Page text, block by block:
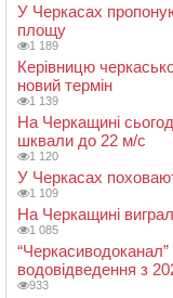
У Черкасах
площу
1 189
Керівницю
новий термін
1 139
На Черкащині
шквали до 22 м/с
1 120
У Черкасах
1 109
На Черкащині
1 085
водовідведення з
933